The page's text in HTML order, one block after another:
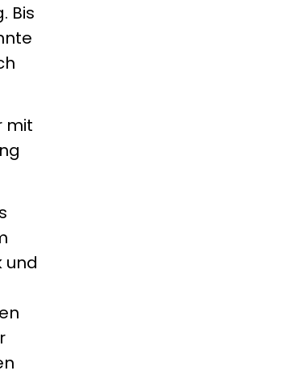
Bis
mit
und